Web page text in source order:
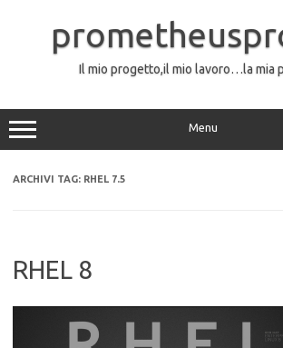
contenuto
Il mio progetto,il mio lavoro…la mia
Menu
ARCHIVI TAG: RHEL 7.5
RHEL 8